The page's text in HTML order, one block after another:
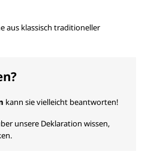
aus klassisch traditioneller
kann sie vielleicht beantworten!
unsere Deklaration wissen,